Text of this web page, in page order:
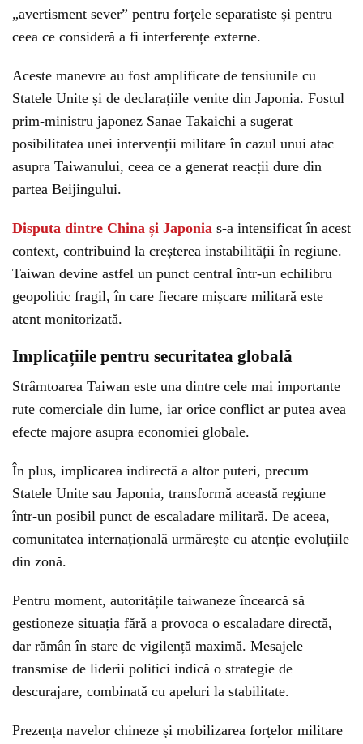
„avertisment sever” pentru forțele separatiste și pentru
ceea ce consideră a fi interferențe externe.
Aceste manevre au fost amplificate de tensiunile cu
Statele Unite și de declarațiile venite din Japonia. Fostul
prim-ministru japonez Sanae Takaichi a sugerat
posibilitatea unei intervenții militare în cazul unui atac
asupra Taiwanului, ceea ce a generat reacții dure din
partea Beijingului.
Disputa dintre China și Japonia s-a intensificat în acest
context, contribuind la creșterea instabilității în regiune.
Taiwan devine astfel un punct central într-un echilibru
geopolitic fragil, în care fiecare mișcare militară este
atent monitorizată.
Implicațiile pentru securitatea globală
Strâmtoarea Taiwan este una dintre cele mai importante
rute comerciale din lume, iar orice conflict ar putea avea
efecte majore asupra economiei globale.
În plus, implicarea indirectă a altor puteri, precum
Statele Unite sau Japonia, transformă această regiune
într-un posibil punct de escaladare militară. De aceea,
comunitatea internațională urmărește cu atenție evoluțiile
din zonă.
Pentru moment, autoritățile taiwaneze încearcă să
gestioneze situația fără a provoca o escaladare directă,
dar rămân în stare de vigilență maximă. Mesajele
transmise de liderii politici indică o strategie de
descurajare, combinată cu apeluri la stabilitate.
Prezența navelor chineze și mobilizarea forțelor militare